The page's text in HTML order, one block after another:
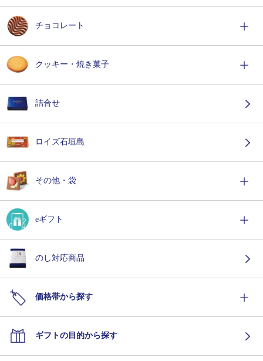
チョコレート
クッキー・焼き菓子
詰合せ
ロイズ石垣島
その他・袋
eギフト
のし対応商品
価格帯から探す
ギフトの目的から探す